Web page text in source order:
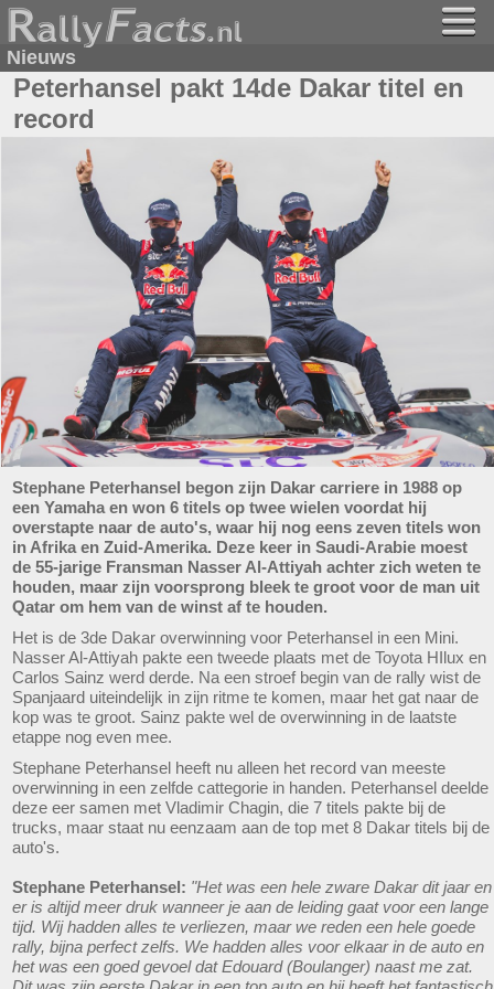
Nieuws
Peterhansel pakt 14de Dakar titel en
record
Stephane Peterhansel begon zijn Dakar carriere in 1988 op
een Yamaha en won 6 titels op twee wielen voordat hij
overstapte naar de auto's, waar hij nog eens zeven titels won
in Afrika en Zuid-Amerika. Deze keer in Saudi-Arabie moest
de 55-jarige Fransman Nasser Al-Attiyah achter zich weten te
houden, maar zijn voorsprong bleek te groot voor de man uit
Qatar om hem van de winst af te houden.
Het is de 3de Dakar overwinning voor Peterhansel in een Mini.
Nasser Al-Attiyah pakte een tweede plaats met de Toyota HIlux en
Carlos Sainz werd derde. Na een stroef begin van de rally wist de
Spanjaard uiteindelijk in zijn ritme te komen, maar het gat naar de
kop was te groot. Sainz pakte wel de overwinning in de laatste
etappe nog even mee.
Stephane Peterhansel heeft nu alleen het record van meeste
overwinning in een zelfde cattegorie in handen. Peterhansel deelde
deze eer samen met Vladimir Chagin, die 7 titels pakte bij de
trucks, maar staat nu eenzaam aan de top met 8 Dakar titels bij de
auto's.
Stephane Peterhansel: "Het was een hele zware Dakar dit jaar en
er is altijd meer druk wanneer je aan de leiding gaat voor een lange
tijd. Wij hadden alles te verliezen, maar we reden een hele goede
rally, bijna perfect zelfs. We hadden alles voor elkaar in de auto en
het was een goed gevoel dat Edouard (Boulanger) naast me zat.